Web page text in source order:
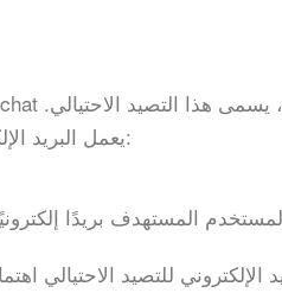
يعمل البريد الإلكتروني للتصيد الاحتيالي بشكل عام على النحو التالي: